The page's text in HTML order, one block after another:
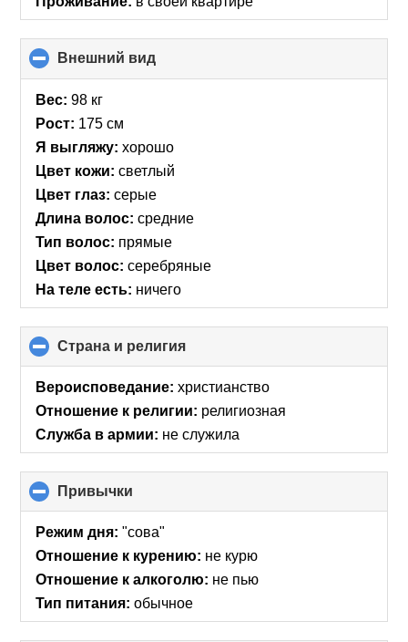
Внешний вид
to
Вес: 98 кг
Рост: 175 см
Я выгляжу: хорошо
Цвет кожи: светлый
Цвет глаз: серые
Длина волос: средние
Тип волос: прямые
Цвет волос: серебряные
На теле есть: ничего
Страна и религия
to
collapse
Вероисповедание: христианство
Отношение к религии: религиозная
Служба в армии: не служила
Привычки
to
collapse
Режим дня: "сова"
Отношение к курению: не курю
Отношение к алкоголю: не пью
Тип питания: обычное